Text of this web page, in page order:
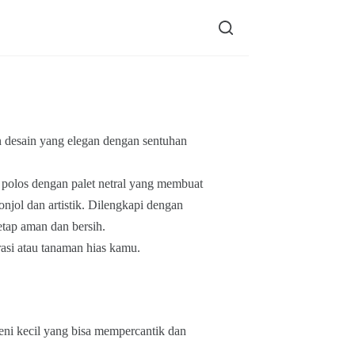
yang elegan dengan sentuhan
dengan palet netral yang membuat
dan artistik. Dilengkapi dengan
aman dan bersih.
atau tanaman hias kamu.
kecil yang bisa mempercantik dan